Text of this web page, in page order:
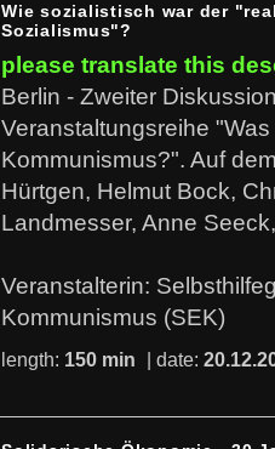
Wie sozialistisch war der
Sozialismus"?
please translate this
Berlin - Zweiter
Veranstaltungsreihe "Was
Kommunismus?". Auf
Hürtgen, Helmut Bock,
Landmesser, Anne
Veranstalterin:
Kommunismus (SEK)
length: 150 min | date: